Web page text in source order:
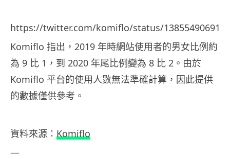
https://twitter.com/komiflo/status/
Komiflo 指出，2019 年時網站使用者的男女比例約
為 9 比 1，到 2020 年尾比例變為 8 比 2。由於
Komiflo 平台的使用人數無法準確計算，因此提供
的數據僅供參考。
資料來源： Komiflo
—